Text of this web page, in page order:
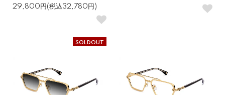
29,800円(税込32,780円)
SOLDOUT